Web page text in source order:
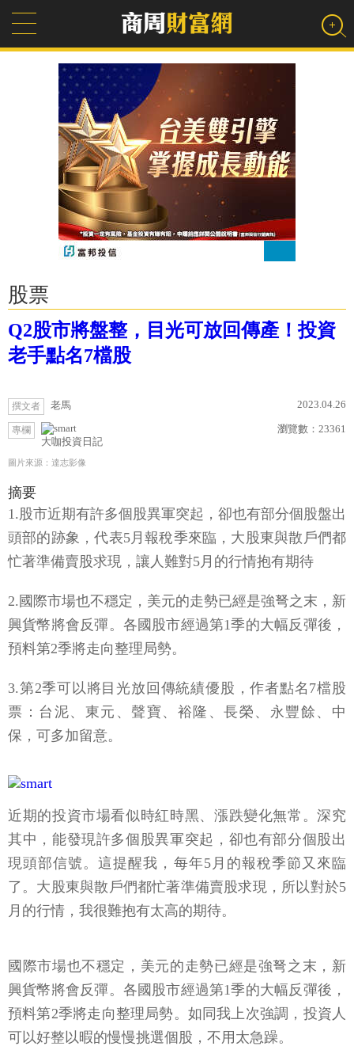
股票
Q2股市將盤整，目光可放回傳產！投資
老手點名7檔股
撰文者 老馬 2023.04.26
專欄
大咖投資日記
瀏覽數： 23361
圖片來源：達志影像
摘要
1.股市近期有許多個股異軍突起，卻也有部分個股盤出
頭部的跡象，代表5月報稅季來臨，大股東與散戶們都
忙著準備賣股求現，讓人難對5月的行情抱有期待
2.國際市場也不穩定，美元的走勢已經是強弩之末，新
興貨幣將會反彈。各國股市經過第1季的大幅反彈後，
預料第2季將走向整理局勢。
3.第2季可以將目光放回傳統績優股，作者點名7檔股
票：台泥、東元、聲寶、裕隆、長榮、永豐餘、中
保，可多加留意。
近期的投資市場看似時紅時黑、漲跌變化無常。深究
其中，能發現許多個股異軍突起，卻也有部分個股出
現頭部信號。這提醒我，每年5月的報稅季節又來臨
了。大股東與散戶們都忙著準備賣股求現，所以對於5
月的行情，我很難抱有太高的期待。
國際市場也不穩定，美元的走勢已經是強弩之末，新
興貨幣將會反彈。各國股市經過第1季的大幅反彈後，
預料第2季將走向整理局勢。如同我上次強調，投資人
可以好整以暇的慢慢挑選個股，不用太急躁。